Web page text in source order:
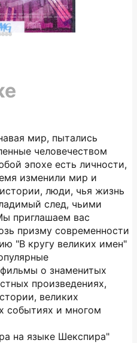
мир, пытались
человечеством
эпохе есть личности,
изменили мир и
люди, чья жизнь
след, чьими
приглашаем вас
призму современности
"В кругу великих имен"
о знаменитых
произведениях,
великих
событиях и многом
на языке Шекспира"